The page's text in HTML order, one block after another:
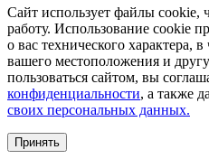
Сайт использует файлы cookie,
работу. Использование cookie
о вас технического характера,
вашего местоположения и
пользоваться сайтом, вы
конфиденциальности, а также
своих персональных данных.
Принять